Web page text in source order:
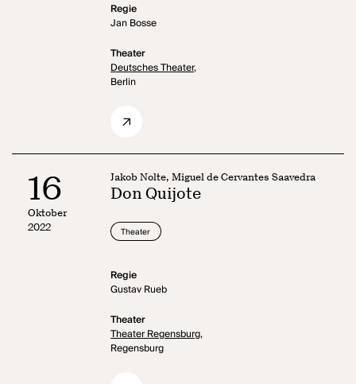
Regie
Jan Bosse
Theater
Deutsches Theater,
Berlin
16
Oktober
2022
Jakob Nolte, Miguel de Cervantes Saavedra
Don Quijote
Theater
Regie
Gustav Rueb
Theater
Theater Regensburg,
Regensburg